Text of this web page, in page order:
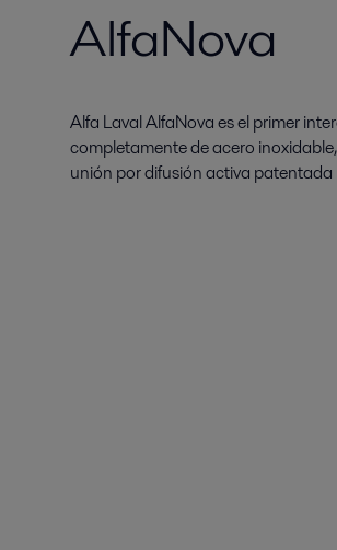
AlfaNova
Alfa Laval AlfaNova es el primer
completamente de acero
unión por difusión activa patentada